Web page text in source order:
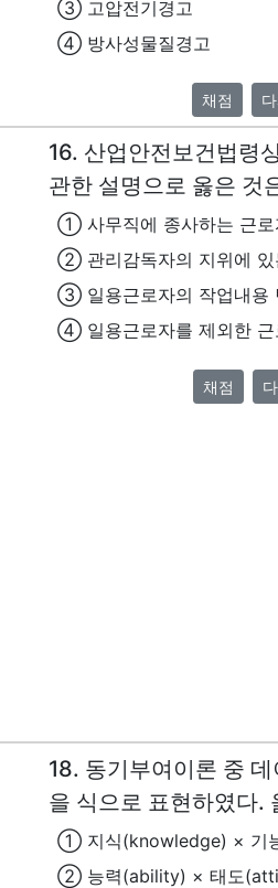
③ 고압전기경고
④ 방사성물질경고
채점
16. 산업안전보건법령
관한 설명으로 옳은 것
① 사무직에 종사하는 근로
② 관리감독자의 지위에 있
③ 일용근로자의 작업내용
④ 일용근로자를 제외한 근
채점
18. 동기부여이론 중
을 식으로 표현하였다.
① 지식(knowledge) × 기
② 능력(ability) × 태도